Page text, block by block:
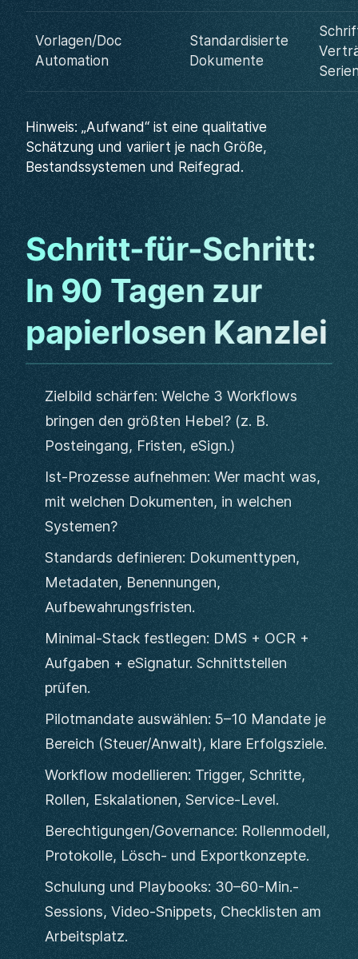
Vorlagen/Doc
Automation
Standardisierte
Dokumente
Hinweis: „Aufwand“ ist eine qualitative
Schätzung und variiert je nach Größe,
Bestandssystemen und Reifegrad.
Schritt-für-Schritt:
In 90 Tagen zur
papierlosen Kanzlei
Zielbild schärfen: Welche 3 Workflows
bringen den größten Hebel? (z. B.
Posteingang, Fristen, eSign.)
Ist-Prozesse aufnehmen: Wer macht was,
mit welchen Dokumenten, in welchen
Systemen?
Standards definieren: Dokumenttypen,
Metadaten, Benennungen,
Aufbewahrungsfristen.
Minimal-Stack festlegen: DMS + OCR +
Aufgaben + eSignatur. Schnittstellen
prüfen.
Pilotmandate auswählen: 5–10 Mandate je
Bereich (Steuer/Anwalt), klare Erfolgsziele.
Workflow modellieren: Trigger, Schritte,
Rollen, Eskalationen, Service-Level.
Berechtigungen/Governance: Rollenmodell,
Protokolle, Lösch- und Exportkonzepte.
Schulung und Playbooks: 30–60-Min.-
Sessions, Video-Snippets, Checklisten am
Arbeitsplatz.